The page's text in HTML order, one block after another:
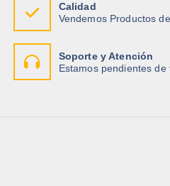
Calidad
Vendemos Productos
Soporte y Atención
Estamos pendientes de